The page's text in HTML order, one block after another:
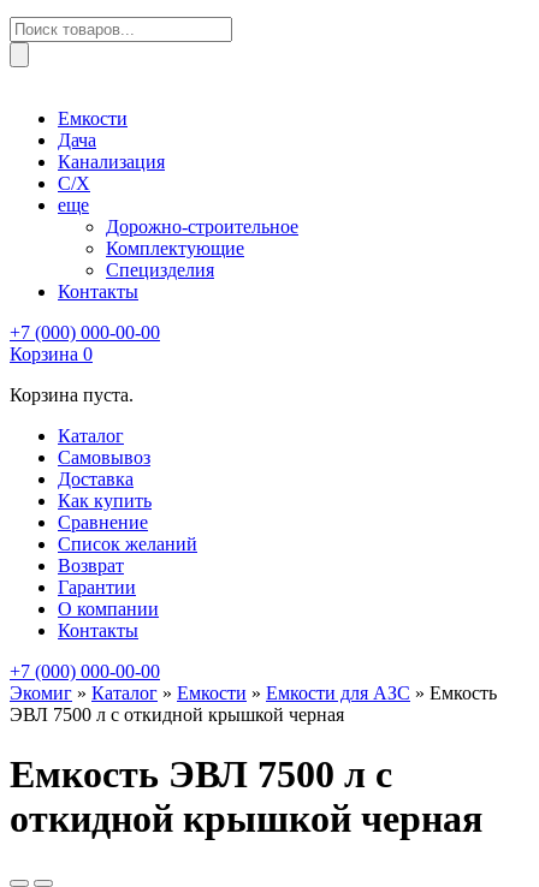
Поиск
товаров
Емкости
Дача
Канализация
С/Х
еще
Дорожно-строительное
Комплектующие
Специзделия
Контакты
+7 (000) 000-00-00
Корзина 0
Корзина пуста.
Каталог
Самовывоз
Доставка
Как купить
Сравнение
Список желаний
Возврат
Гарантии
О компании
Контакты
+7 (000) 000-00-00
Экомиг » Каталог » Емкости » Емкости для АЗС » Емкость
ЭВЛ 7500 л с откидной крышкой черная
Емкость ЭВЛ 7500 л с
откидной крышкой черная